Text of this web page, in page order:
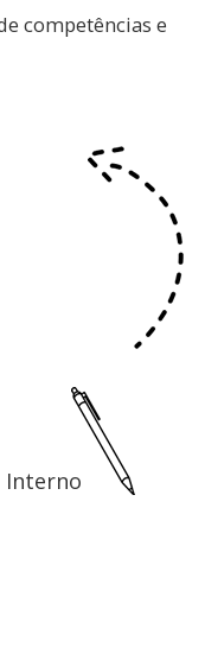
competências e
Interno